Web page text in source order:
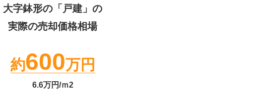
大字鉢形の「戸建」の
実際の売却価格相場
約600万円
6.6万円/ｍ2